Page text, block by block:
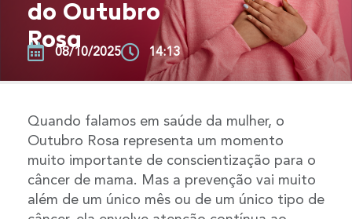
do Outubro
Rosa08/10/2025 14:13
Quando falamos em saúde da mulher, o
Outubro Rosa representa um momento
muito importante de conscientização para o
câncer de mama. Mas a prevenção vai muito
além de um único mês ou de um único tipo de